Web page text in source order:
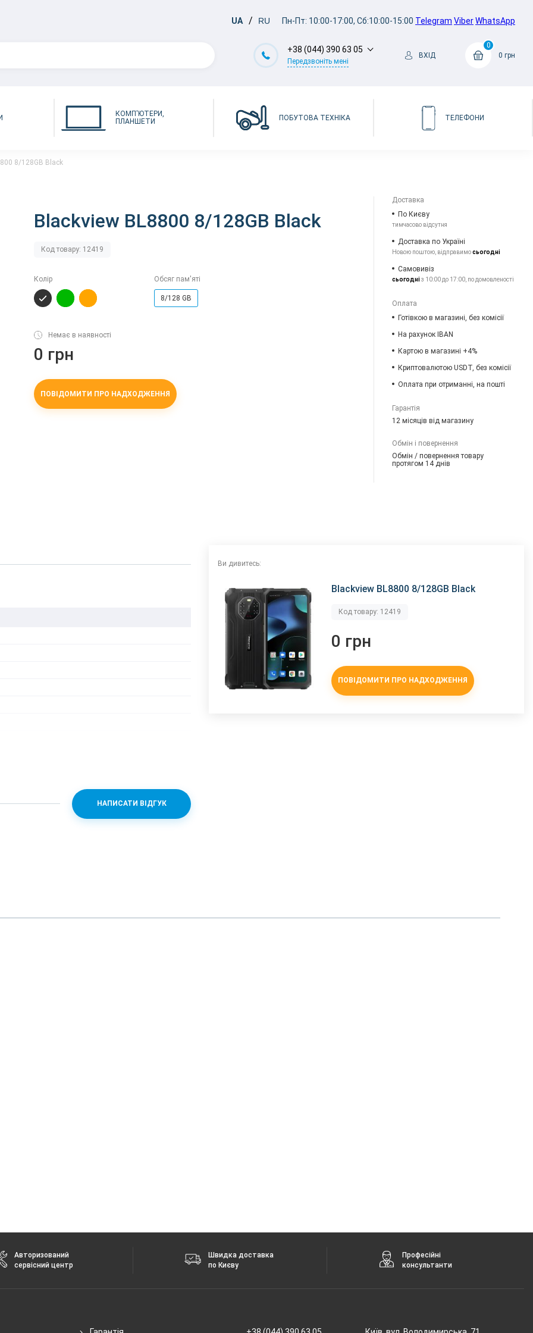
UA RU Пн-Пт: 10:00-17:00, Сб:10:00-15:00 Telegram ViberWhatsApp
+38 (044) 390 63 05
Передзвоніть мені
ВХІД
0
0 грн
КОМП'ЮТЕРИ,
ПЛАНШЕТИ
ПОБУТОВА ТЕХНІКА ТЕЛЕФОНИ
8/128GB Black
Blackview BL8800 8/128GB Black
Код товару: 12419
Колір Обсяг пам'яті
8/128 GB
Немає в наявності
0 грн
ПОВІДОМИТИ ПРО НАДХОДЖЕННЯ
Доставка
По Києву
тимчасово відсутня
Доставка по Україні
Новою поштою, відправимосьогодні
Самовивіз
сьогодніз 10:00 до 17:00, по домовленості
Оплата
Готівкою в магазині, без комісії
На рахунок IBAN
Картою в магазині +4%
Криптовалютою USDT, без комісії
Оплата при отриманні, на пошті
Гарантія
12 місяців від магазину
Обмін і повернення
Обмін / повернення товару
протягом 14 днів
НАПИСАТИ ВІДГУК
Ви дивитесь:
Blackview BL8800 8/128GB Black
Код товару: 12419
0 грн
ПОВІДОМИТИ ПРО НАДХОДЖЕННЯ
Авторизований
сервісний центр
Швидка доставка
по Києву
Професійні
консультанти